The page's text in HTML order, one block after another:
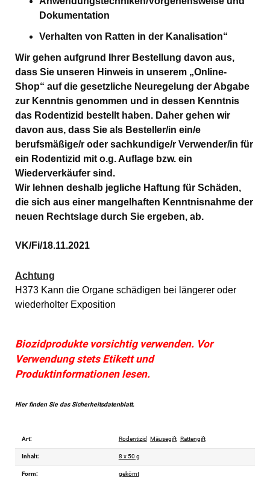
Dokumentation
Verhalten von Ratten in der Kanalisation“
Wir gehen aufgrund Ihrer Bestellung davon aus,
dass Sie unseren Hinweis in unserem „Online-
Shop“ auf die gesetzliche Neuregelung der Abgabe
zur Kenntnis genommen und in dessen Kenntnis
das Rodentizid bestellt haben. Daher gehen wir
davon aus, dass Sie als Besteller/in ein/e
berufsmäßige/r oder sachkundige/r Verwender/in für
ein Rodentizid mit o.g. Auflage bzw. ein
Wiederverkäufer sind.
Wir lehnen deshalb jegliche Haftung für Schäden,
die sich aus einer mangelhaften Kenntnisnahme der
neuen Rechtslage durch Sie ergeben, ab.
VK/Fi/18.11.2021
Achtung
H373 Kann die Organe schädigen bei längerer oder
wiederholter Exposition
Biozidprodukte vorsichtig verwenden. Vor
Verwendung stets Etikett und
Produktinformationen lesen.
Hier finden Sie das Sicherheitsdatenblatt.
Art: Rodentizid Mäusegift Rattengift
Inhalt: 8 x 50 g
Form: gekörnt